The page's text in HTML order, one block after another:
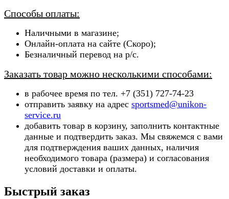
Способы оплаты:
Наличными в магазине;
Онлайн-оплата на сайте (Скоро);
Безналичный перевод на р/с.
Заказать товар можно несколькими способами:
в рабочее время по тел. +7 (351) 727-74-23
отправить заявку на адрес sportsmed@unikon-
service.ru
добавить товар в корзину, заполнить контактные
данные и подтвердить заказ. Мы свяжемся с вами
для подтверждения ваших данных, наличия
необходимого товара (размера) и согласования
условий доставки и оплаты.
Быстрый заказ